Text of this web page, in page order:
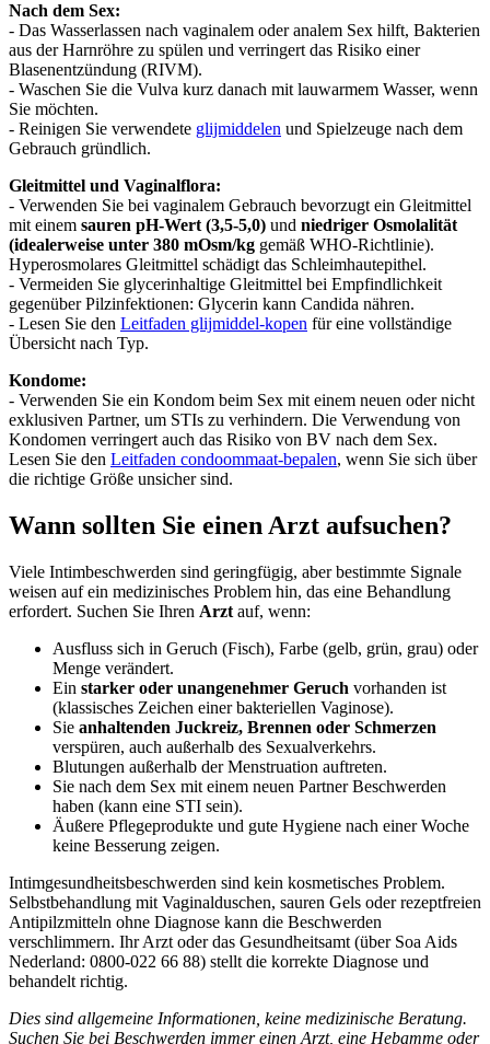
Nach dem Sex:
- Das Wasserlassen nach vaginalem oder analem Sex hilft, Bakterien
aus der Harnröhre zu spülen und verringert das Risiko einer
Blasenentzündung (RIVM).
- Waschen Sie die Vulva kurz danach mit lauwarmem Wasser, wenn
Sie möchten.
- Reinigen Sie verwendete glijmiddelen und Spielzeuge nach dem
Gebrauch gründlich.
Gleitmittel und Vaginalflora:
- Verwenden Sie bei vaginalem Gebrauch bevorzugt ein Gleitmittel
mit einem sauren pH-Wert (3,5-5,0) und niedriger Osmolalität
(idealerweise unter 380 mOsm/kg gemäß WHO-Richtlinie).
Hyperosmolares Gleitmittel schädigt das Schleimhautepithel.
- Vermeiden Sie glycerinhaltige Gleitmittel bei Empfindlichkeit
gegenüber Pilzinfektionen: Glycerin kann Candida nähren.
- Lesen Sie den Leitfaden glijmiddel-kopen für eine vollständige
Übersicht nach Typ.
Kondome:
- Verwenden Sie ein Kondom beim Sex mit einem neuen oder nicht
exklusiven Partner, um STIs zu verhindern. Die Verwendung von
Kondomen verringert auch das Risiko von BV nach dem Sex.
Lesen Sie den Leitfaden condoommaat-bepalen, wenn Sie sich über
die richtige Größe unsicher sind.
Wann sollten Sie einen Arzt aufsuchen?
Viele Intimbeschwerden sind geringfügig, aber bestimmte Signale
weisen auf ein medizinisches Problem hin, das eine Behandlung
erfordert. Suchen Sie Ihren Arzt auf, wenn:
Ausfluss sich in Geruch (Fisch), Farbe (gelb, grün, grau) oder
Menge verändert.
Ein starker oder unangenehmer Geruch vorhanden ist
(klassisches Zeichen einer bakteriellen Vaginose).
Sie anhaltenden Juckreiz, Brennen oder Schmerzen
verspüren, auch außerhalb des Sexualverkehrs.
Blutungen außerhalb der Menstruation auftreten.
Sie nach dem Sex mit einem neuen Partner Beschwerden
haben (kann eine STI sein).
Äußere Pflegeprodukte und gute Hygiene nach einer Woche
keine Besserung zeigen.
Intimgesundheitsbeschwerden sind kein kosmetisches Problem.
Selbstbehandlung mit Vaginalduschen, sauren Gels oder rezeptfreien
Antipilzmitteln ohne Diagnose kann die Beschwerden
verschlimmern. Ihr Arzt oder das Gesundheitsamt (über Soa Aids
Nederland: 0800-022 66 88) stellt die korrekte Diagnose und
behandelt richtig.
Dies sind allgemeine Informationen, keine medizinische Beratung.
Suchen Sie bei Beschwerden immer einen Arzt, eine Hebamme oder